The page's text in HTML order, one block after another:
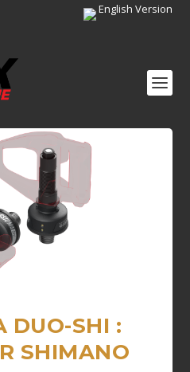
English Version
DUO-SHI :
SHIMANO